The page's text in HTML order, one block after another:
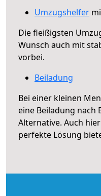
Umzugshelfer
Die fleißigsten
Wunsch auch mit
vorbei.
Beiladung
Bei einer kleinen
eine Beiladung nach
Alternative. Auch
perfekte Lösung